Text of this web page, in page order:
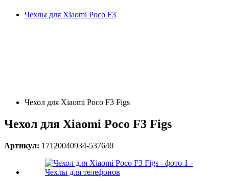
Чехлы для Xiaomi Poco F3
Чехол для Xiaomi Poco F3 Figs
Чехол для Xiaomi Poco F3 Figs
Артикул: 17120040934-537640